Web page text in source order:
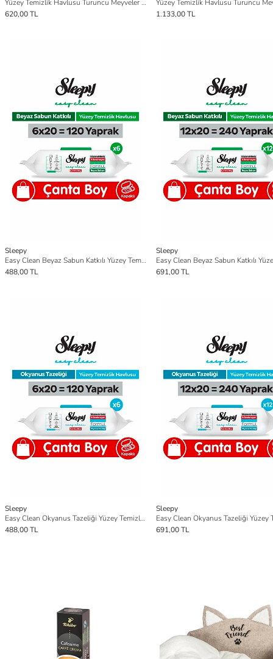
Yüzey Temizlik Havlusu Turuncu Meyveler 6x100 (600 Yaprak)
620,00 TL
1.133,00 TL
Sleepy
Easy Clean Beyaz Sabun Katkılı Yüzey Temizlik Havlusu Çanta Boy 6x20 (120 Yaprak)
488,00 TL
Sleepy
691,00 TL
Sleepy
Easy Clean Okyanus Tazeliği Yüzey Temizlik Havlusu Çanta Boy 6x20 (120 Yaprak)
488,00 TL
Sleepy
691,00 TL